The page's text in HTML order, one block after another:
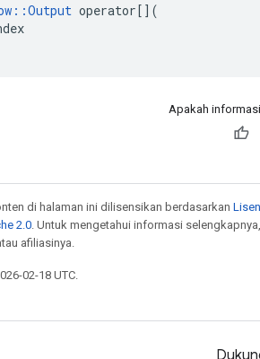
::Output operator[](
Apakah
di halaman ini dilisensikan berdasarkan
2.0 . Untuk mengetahui informasi
afiliasinya.
02-18 UTC.